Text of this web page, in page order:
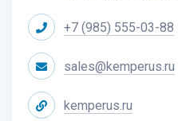
+7 (985) 555-03-88
sales@kemperus.ru
kemperus.ru